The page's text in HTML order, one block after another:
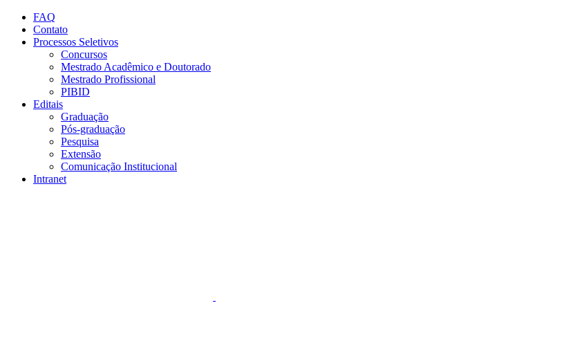
Conteúdo principal
FAQ
Contato
Processos Seletivos
Concursos
Mestrado Acadêmico e Doutorado
Mestrado Profissional
PIBID
Editais
Graduação
Pós-graduação
Pesquisa
Extensão
Comunicação Institucional
Intranet